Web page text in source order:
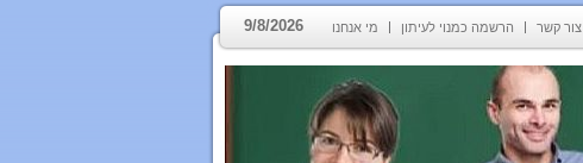
צור קשר הרשמה כמנוי לעיתון מי אנחנו 9/8/2026